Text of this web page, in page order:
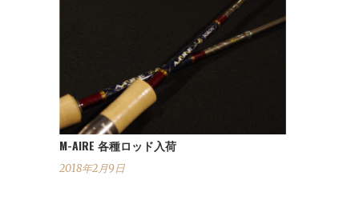
M-AIRE 各種ロッド入荷
2018年2月9日